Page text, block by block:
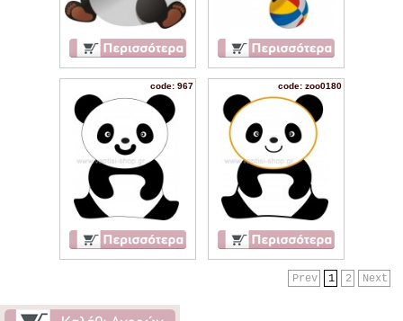
code: 967 code: zoo0180
Next
2
1
Prev